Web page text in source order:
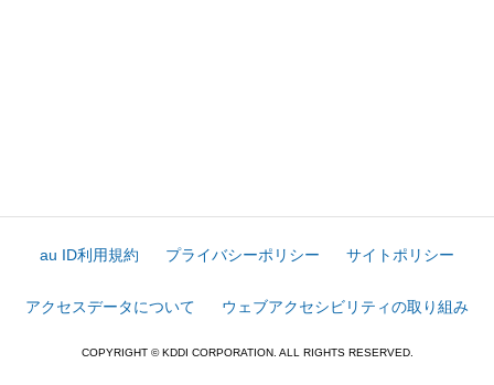
au ID利用規約 プライバシーポリシー サイトポリシー
アクセスデータについて ウェブアクセシビリティの取り組み
COPYRIGHT © KDDI CORPORATION. ALL RIGHTS RESERVED.